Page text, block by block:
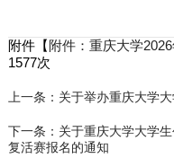
附件【附件：重庆大学
1577次
上一条：关于举办重庆大学
下一条：关于重庆大学大学
复活赛报名的通知